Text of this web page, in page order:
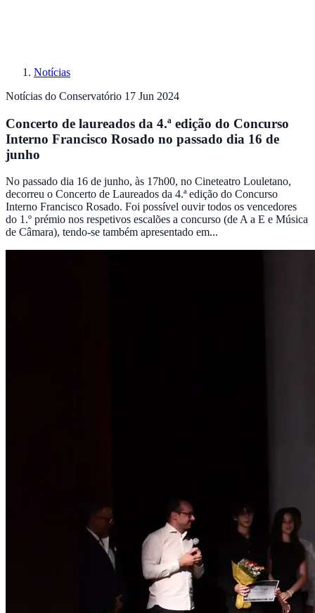
Notícias
Notícias do Conservatório 17 Jun 2024
Concerto de laureados da 4.ª edição do Concurso
Interno Francisco Rosado no passado dia 16 de
junho
No passado dia 16 de junho, às 17h00, no Cineteatro Louletano,
decorreu o Concerto de Laureados da 4.ª edição do Concurso
Interno Francisco Rosado. Foi possível ouvir todos os vencedores
do 1.º prémio nos respetivos escalões a concurso (de A a E e Música
de Câmara), tendo-se também apresentado em...